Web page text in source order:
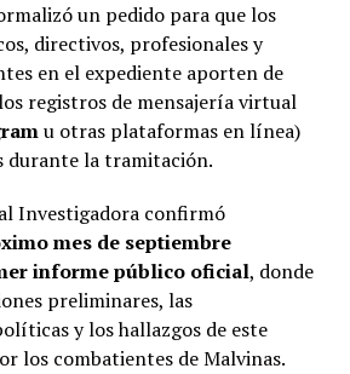
un pedido para que los
directivos, profesionales y
en el expediente aporten de
registros de mensajería virtual
u otras plataformas en línea)
durante la tramitación.
Investigadora confirmó
mes de septiembre
informe público oficial, donde
preliminares, las
y los hallazgos de este
los combatientes de Malvinas.